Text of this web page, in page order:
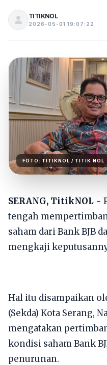
TITIKNOL
2026-05-01 19:07:22
FOTO: TITIKNOL / TITIK NOL
SERANG, TitikNOL -
tengah
saham dari Bank BJB
mengkaji
Hal itu disampaikan
(Sekda) Kota Serang,
mengatakan
kondisi saham Bank
penurunan.